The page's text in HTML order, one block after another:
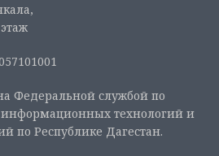
Федеральной службой по
информационных технологий и
по Республике Дагестан.